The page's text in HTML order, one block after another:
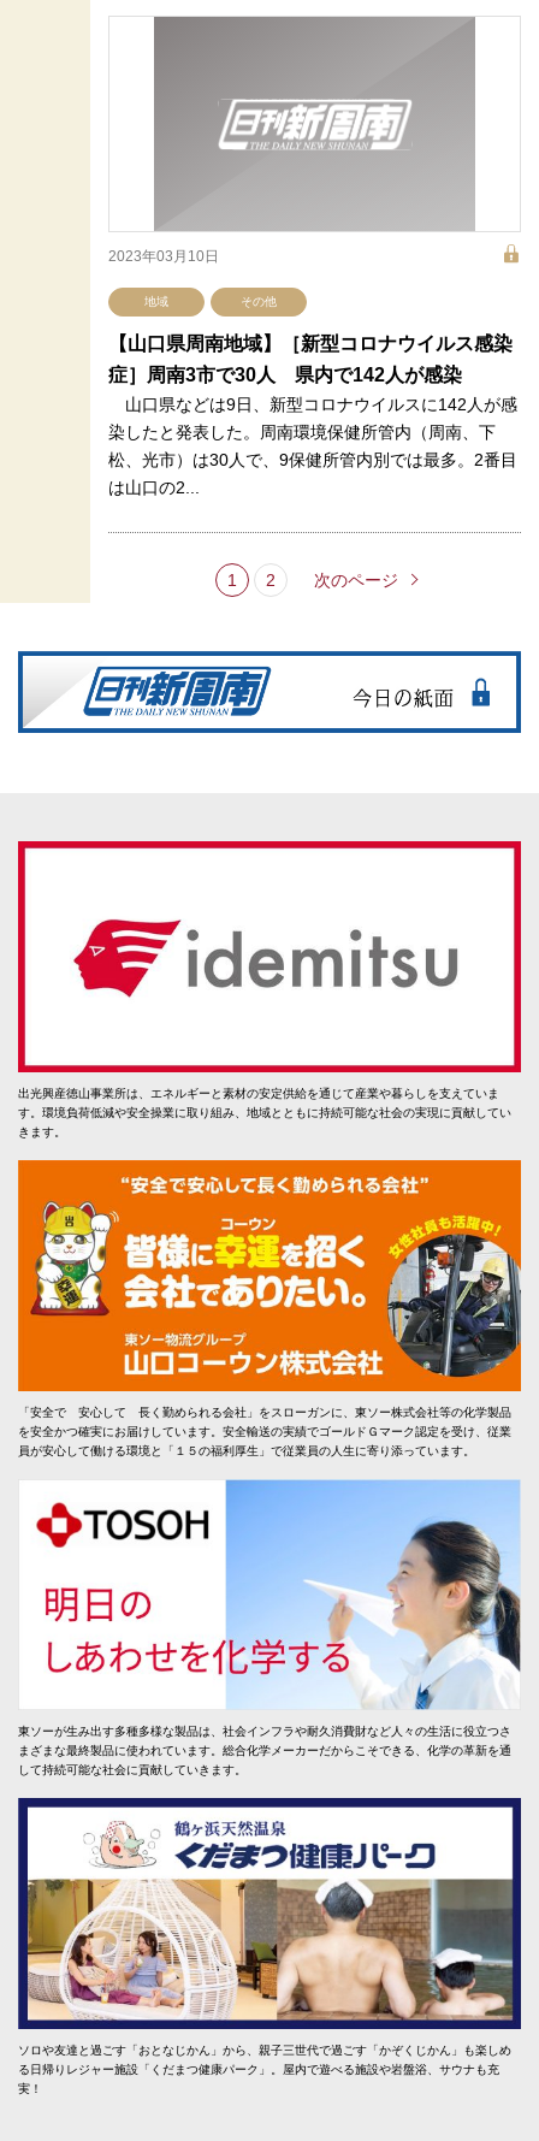
2023年03月10日
地域 その他
【山口県周南地域】［新型コロナウイルス感染
症］周南3市で30人 県内で142人が感染
山口県などは9日、新型コロナウイルスに142人が感
染したと発表した。周南環境保健所管内（周南、下
松、光市）は30人で、9保健所管内別では最多。2番目
は山口の2...
1 2 次のページ
出光興産徳山事業所は、エネルギーと素材の安定供給を通じて産業や暮らしを支えていま
す。環境負荷低減や安全操業に取り組み、地域とともに持続可能な社会の実現に貢献してい
きます。
「安全で 安心して 長く勤められる会社」をスローガンに、東ソー株式会社等の化学製品
を安全かつ確実にお届けしています。安全輸送の実績でゴールドＧマーク認定を受け、従業
員が安心して働ける環境と「１５の福利厚生」で従業員の人生に寄り添っています。
東ソーが生み出す多種多様な製品は、社会インフラや耐久消費財など人々の生活に役立つさ
まざまな最終製品に使われています。総合化学メーカーだからこそできる、化学の革新を通
して持続可能な社会に貢献していきます。
ソロや友達と過ごす「おとなじかん」から、親子三世代で過ごす「かぞくじかん」も楽しめ
る日帰りレジャー施設「くだまつ健康パーク」。屋内で遊べる施設や岩盤浴、サウナも充
実！